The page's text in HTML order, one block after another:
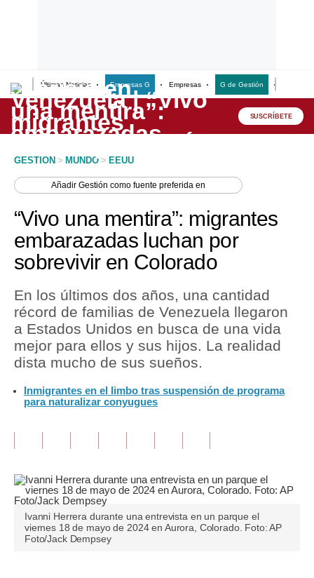
Últimas Noticias Empresas G Empresas G de Gestión
Lo último
Peru Quiosco
Economía
Mercados
Política
Tu Dinero
Finanzas Personales
Inmobiliarias
Opinión
Editorial
Pregunta de hoy
Blogs
SUSCRÍBETE
GESTION > MUNDO > EEUU
AñadirGestión como fuente preferida en
“Vivo una mentira”: migrantes
embarazadas luchan por
sobrevivir en Colorado
En los últimos dos años, una cantidad
récord de familias de Venezuela llegaron
a Estados Unidos en busca de una vida
mejor para ellos y sus hijos. La realidad
dista mucho de sus sueños.
Inmigrantes en el limbo tras suspensión de programa
para naturalizar conyugues
Ivanni Herrera durante una entrevista en un parque el
viernes 18 de mayo de 2024 en Aurora, Colorado. Foto: AP
Foto/Jack Dempsey